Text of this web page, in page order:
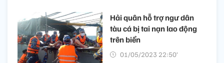
Hải quân hỗ trợ ngư dân
tàu cá bị tai nạn lao động
trên biển
01/05/2023 22:50’